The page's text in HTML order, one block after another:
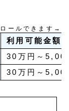
ールできます→
利用可能金額
30万円～
30万円～